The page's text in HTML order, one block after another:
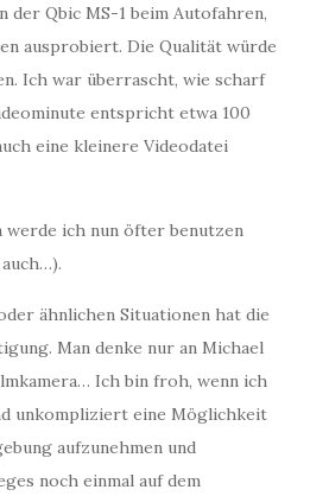
der Qbic MS-1 beim Autofahren,
ausprobiert. Die Qualität würde
Ich war überrascht, wie scharf
entspricht etwa 100
eine kleinere Videodatei
werde ich nun öfter benutzen
ähnlichen Situationen hat die
Man denke nur an Michael
Ich bin froh, wenn ich
unkompliziert eine Möglichkeit
aufzunehmen und
noch einmal auf dem